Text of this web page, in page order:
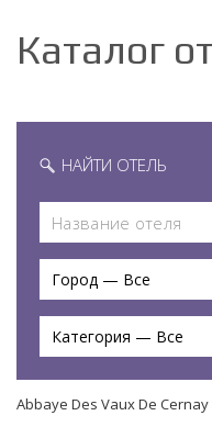
Каталог
НАЙТИ ОТЕЛЬ
Город — Все
Категория — Все
Abbaye Des Vaux De